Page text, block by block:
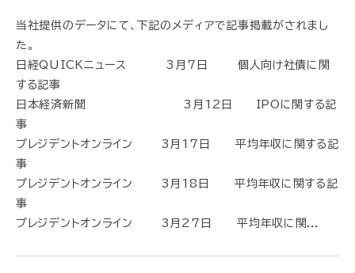
当社提供のデータにて、下記のメディアで記事掲載がされまし
た。
日経QUICKニュース 3月7日 個人向け社債に関
する記事
日本経済新聞 3月12日 IPOに関する記
事
プレジデントオンライン 3月17日 平均年収に関する記
事
プレジデントオンライン 3月18日 平均年収に関する記
事
プレジデントオンライン 3月27日 平均年収に関...